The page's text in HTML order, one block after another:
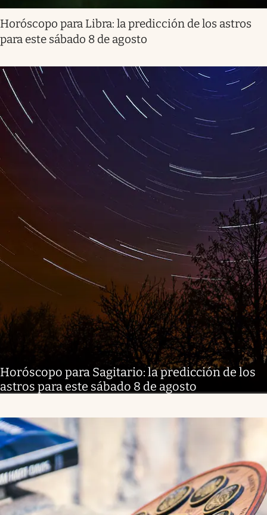
Horóscopo para Libra: la predicción de los astros
para este sábado 8 de agosto
Horóscopo para Sagitario: la predicción de los
astros para este sábado 8 de agosto